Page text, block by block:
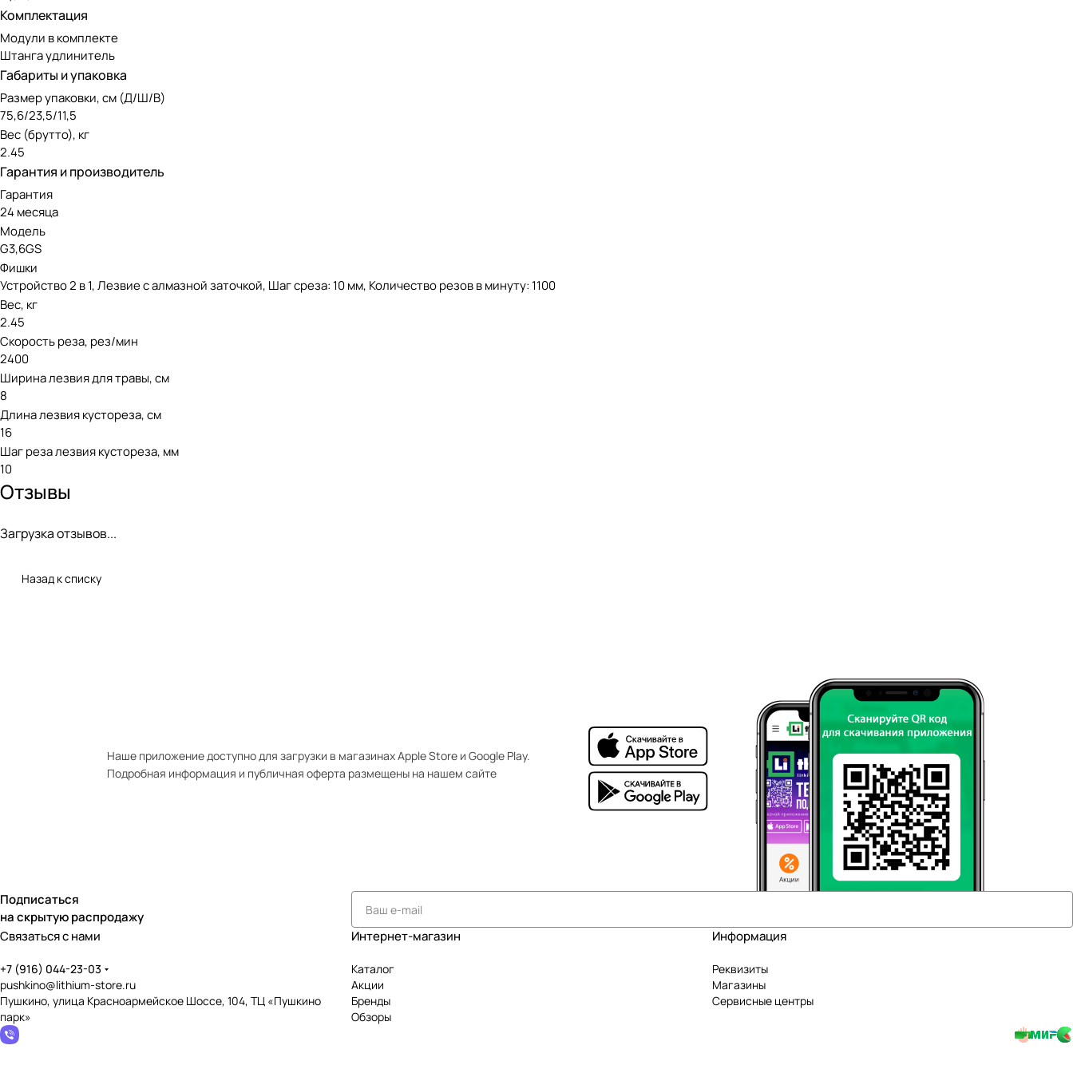
Лезвие для стрижки травы шириной 8,0 см.;
Время автономной работы до 30 мин;
Встроенный аккумулятор 3.6V, емкостью 2 А/ч.
Состав комплекта:
Ножницы аккумуляторные GreenWorks, 3.6V артикул 1600207;
Лезвие для травы с чехлом;
Лезвие - кусторез с чехлом;
Штанга - удлинитель;
Зарядное устройство;
Руководство по эксплуатации;
Гарантийный талон.
Комплектация
Модули в комплекте
Штанга удлинитель
Габариты и упаковка
Размер упаковки, см (Д/Ш/В)
75,6/23,5/11,5
Вес (брутто), кг
2.45
Гарантия и производитель
Гарантия
24 месяца
Модель
G3,6GS
Фишки
Устройство 2 в 1, Лезвие с алмазной заточкой, Шаг среза: 10 мм, Количество резов в минуту: 1100
Вес, кг
2.45
Скорость реза, рез/мин
2400
Ширина лезвия для травы, см
8
Длина лезвия кустореза, см
16
Шаг реза лезвия кустореза, мм
10
Отзывы
Загрузка отзывов...
Назад к списку
Наше приложение доступно для загрузки в магазинах Apple Store и Google Play.
Подробная информация и публичная оферта размещены на нашем сайте
Подписаться
на скрытую распродажу
Связаться с нами
+7 (916) 044-23-03
pushkino@lithium-store.ru
Пушкино, улица Красноармейское Шоссе, 104, ТЦ «Пушкино
парк»
Интернет-магазин
Каталог
Акции
Бренды
Обзоры
Информация
Реквизиты
Магазины
Сервисные центры